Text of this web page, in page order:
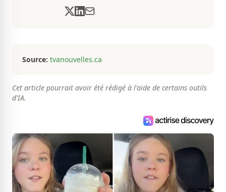
du contenu informatif et divertissant.
Source: tvanouvelles.ca
Cet article pourrait avoir été rédigé à l'aide de certains outils
d'IA.